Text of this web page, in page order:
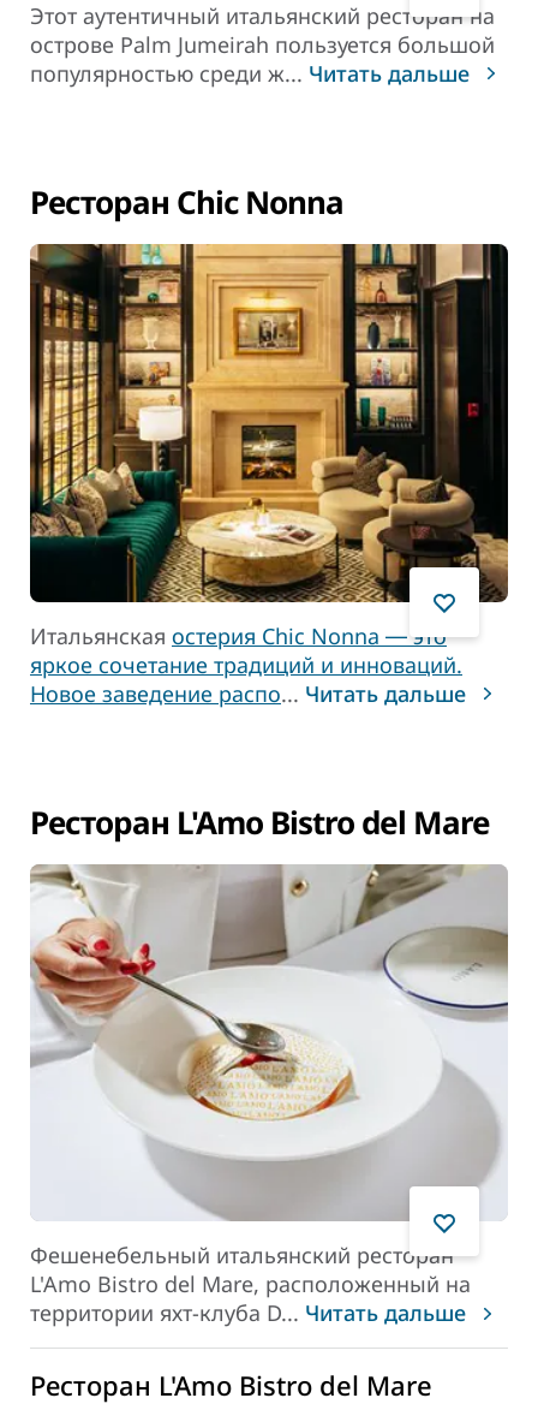
Этот аутентичный итальянский ресторан на
острове Palm Jumeirah пользуется большой
популярностью среди ж... Читать дальше
Ресторан Chic Nonna
Итальянская остерия Chic Nonna ― это
яркое сочетание традиций и инноваций.
Новое заведение распо... Читать дальше
Ресторан L'Amo Bistro del Mare
Фешенебельный итальянский ресторан
L'Amo Bistro del Mare, расположенный на
территории яхт-клуба D... Читать дальше
Ресторан L'Amo Bistro del Mare